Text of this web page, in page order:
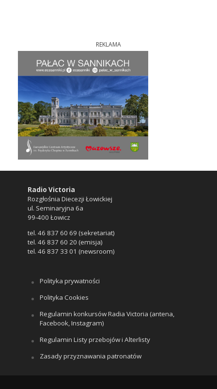
REKLAMA
Radio Victoria
Rozgłośnia Diecezji Łowickiej
ul. Seminaryjna 6a
99-400 Łowicz
tel. 46 837 60 69 (sekretariat)
tel. 46 837 60 20 (emisja)
tel. 46 837 33 01 (newsroom)
Polityka prywatności
Polityka Cookies
Regulamin konkursów Radia Victoria (antena,
Facebook, Instagram)
Regulamin Listy przebojów i Alterlisty
Zasady przyznawania patronatów